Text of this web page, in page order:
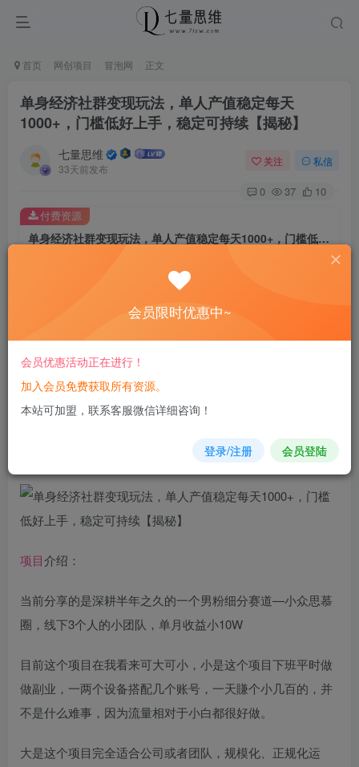
首页 网创项目 冒泡网 正文
单身经济社群变现玩法，单人产值稳定每天
1000+，门槛低好上手，稳定可持续【揭秘】
七量思维
33天前发布
关注 私信
0 37 10
单身经济社群变现玩法，单人产值稳定每天1000+，门槛低好上手，稳定可持续【揭秘】
8.8
免费
您当前未登录！建议登陆后购买，可保存购买订单
付费资源
项目介绍：
当前分享的是深耕半年之久的一个男粉细分赛道—小众思慕
圈，线下3个人的小团队，单月收益小10W
目前这个项目在我看来可大可小，小是这个项目下班平时做
做副业，一两个设备搭配几个账号，一天賺个小几百的，并
不是什么难事，因为流量相对于小白都很好做。
大是这个项目完全适合公司或者团队，规模化、正规化运
会员限时优惠中~
会员优惠活动正在进行！
加入会员免费获取所有资源。
本站可加盟，联系客服微信详细咨询！
登录/注册 会员登陆